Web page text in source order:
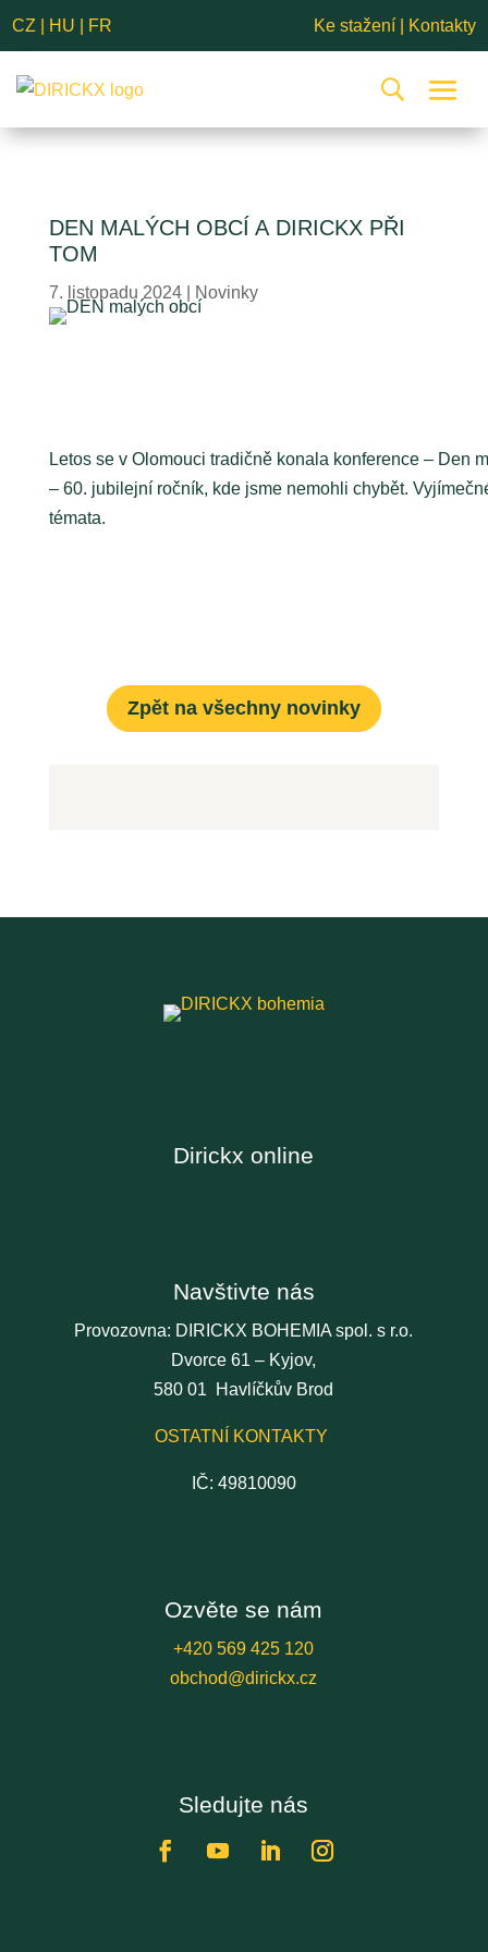
CZ HU FR Ke stažení Kontakty
DEN MALÝCH OBCÍ A DIRICKX PŘI
TOM
7. listopadu 2024| Novinky
Letos se v Olomouci tradičně konala konference – Den
– 60. jubilejní ročník, kde jsme nemohli chybět.
témata.
Zpět na všechny novinky
Dirickx online
Navštivte nás
Provozovna: DIRICKX BOHEMIA spol. s r.o.
Dvorce 61 – Kyjov,
580 01 Havlíčkův Brod
OSTATNÍ KONTAKTY
IČ: 49810090
Ozvěte se nám
+420 569 425 120
obchod@dirickx.cz
Sledujte nás